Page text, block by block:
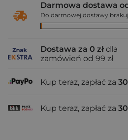
Darmowa dostawa
Do darmowej dostawy
Dostawa za 0 zł dla
zamówień od 99 zł
Kup teraz, zapłać za
Kup teraz, zapłać za